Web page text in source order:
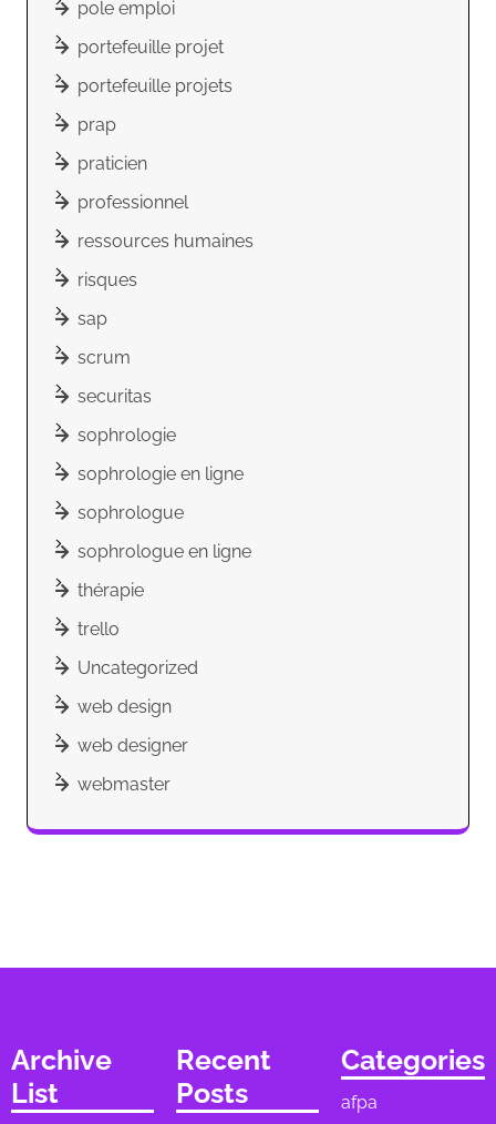
pole emploi
portefeuille projet
portefeuille projets
prap
praticien
professionnel
ressources humaines
risques
sap
scrum
securitas
sophrologie
sophrologie en ligne
sophrologue
sophrologue en ligne
thérapie
trello
Uncategorized
web design
web designer
webmaster
Archive
List
Recent
Posts
Categories
afpa